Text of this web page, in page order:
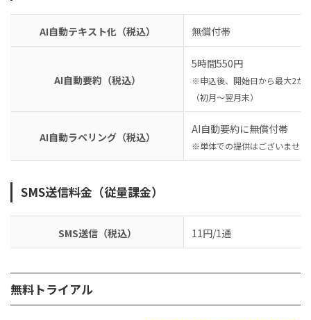
AI自動テキスト化（税込） 無償付帯
AI自動要約（税込）
5時間550円
※申込後、開始日から最大2か
（初月～翌月末）
AI自動ラベリング（税込）
AI自動要約に無償付帯
※単体での提供はございません
SMS送信料金（従量課金）
SMS送信（税込） 11円/1通
無料トライアル